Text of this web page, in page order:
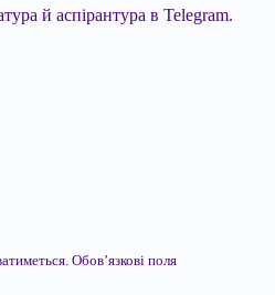
й аспірантура в Telegram.
Обов’язкові поля